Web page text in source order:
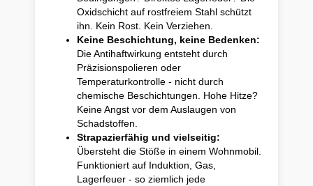
Oxidschicht auf rostfreiem Stahl schützt
ihn. Kein Rost. Kein Verziehen.
Keine Beschichtung, keine Bedenken:
Die Antihaftwirkung entsteht durch
Präzisionspolieren oder
Temperaturkontrolle - nicht durch
chemische Beschichtungen. Hohe Hitze?
Keine Angst vor dem Auslaugen von
Schadstoffen.
Strapazierfähig und vielseitig:
Übersteht die Stöße in einem Wohnmobil.
Funktioniert auf Induktion, Gas,
Lagerfeuer - so ziemlich jede